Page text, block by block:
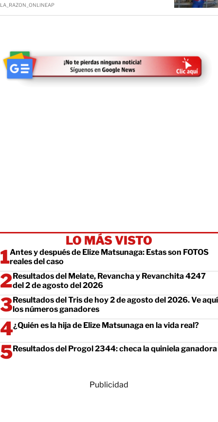
LA_RAZON_ONLINEAP
LO MÁS VISTO
Antes y después de Elize Matsunaga: Estas son FOTOS
reales del caso
Resultados del Melate, Revancha y Revanchita 4247
del 2 de agosto del 2026
Resultados del Tris de hoy 2 de agosto del 2026. Ve aquí
los números ganadores
¿Quién es la hija de Elize Matsunaga en la vida real?
Resultados del Progol 2344: checa la quiniela ganadora
Publicidad